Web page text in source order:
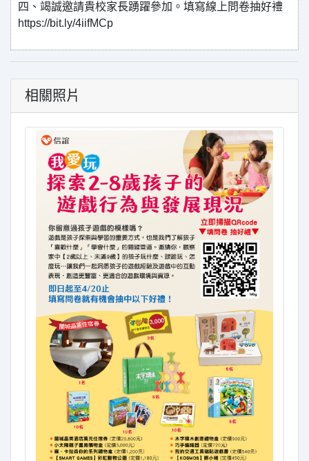
四、竭誠邀請貴校家長踴躍參加。填寫線上問卷抽好禮
https://bit.ly/4iifMCp
相關照片